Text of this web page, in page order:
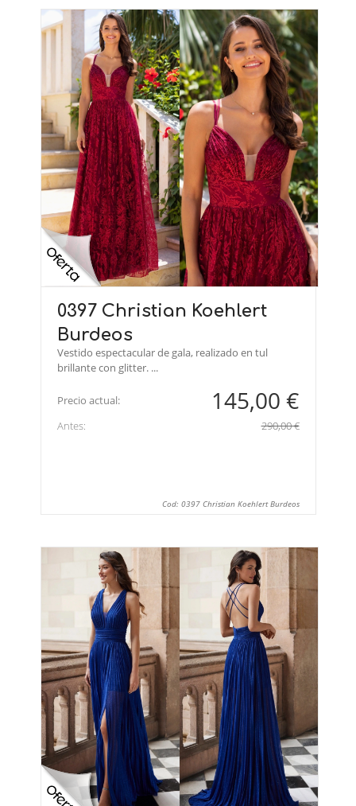
0397 Christian Koehlert
Burdeos
Vestido espectacular de gala, realizado en tul
brillante con glitter. ...
Precio actual: 145,00 €
Antes: 290,00 €
Cod: 0397 Christian Koehlert Burdeos